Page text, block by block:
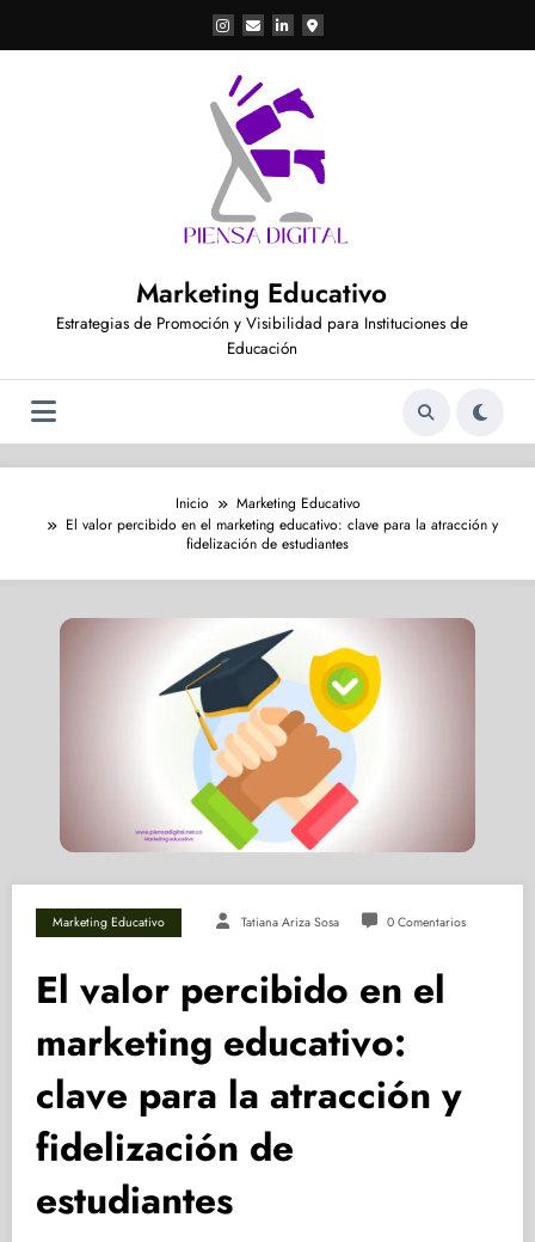
contenido
Marketing Educativo
Estrategias de Promoción y Visibilidad para Instituciones de
Educación
Inicio
Marketing Educativo
El valor percibido en el marketing educativo: clave para la atracción y
fidelización de estudiantes
Marketing Educativo Tatiana Ariza Sosa 0 Comentarios
El valor percibido en el
marketing educativo:
clave para la atracción y
fidelización de
estudiantes